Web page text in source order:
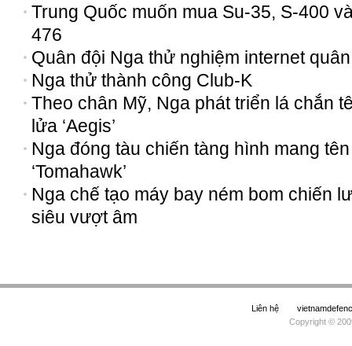
Trung Quốc muốn mua Su-35, S-400
476
Quân đội Nga thử nghiệm internet
Nga thử thành công Club-K
Theo chân Mỹ, Nga phát triển lá chắn
lửa ‘Aegis’
Nga đóng tàu chiến tàng hình mang
‘Tomahawk’
Nga chế tạo máy bay ném bom chiến
siêu vượt âm
Liên hệ
Copyright ©